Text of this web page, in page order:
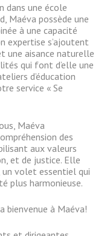
dans une école
Maéva possède une
à une capacité
expertise s’ajoutent
une aisance naturelle
qui font d’elle une
d’éducation
service « Se
Maéva
des
aux valeurs
et de justice. Elle
volet essentiel qui
plus harmonieuse.
bienvenue à Maéva!